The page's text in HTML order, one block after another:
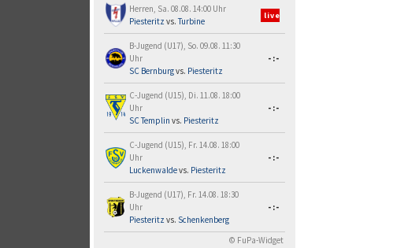
Herren, Sa. 08.08. 14:00 Uhr
Piesteritz vs.Turbine
live
B-Jugend (U17), So. 09.08. 11:30
Uhr
SC Bernburgvs. Piesteritz
-:-
C-Jugend (U15), Di. 11.08. 18:00
Uhr
SC Templin vs. Piesteritz
-:-
C-Jugend (U15), Fr. 14.08. 18:00
Uhr
Luckenwaldevs. Piesteritz
-:-
B-Jugend (U17), Fr. 14.08. 18:30
Uhr
Piesteritz vs. Schenkenberg
-:-
© FuPa-Widget